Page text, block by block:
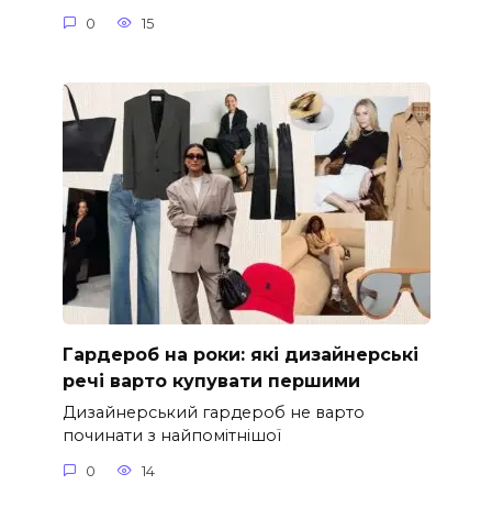
0 15
Гардероб на роки: які дизайнерські
речі варто купувати першими
Дизайнерський гардероб не варто
починати з найпомітнішої
0 14